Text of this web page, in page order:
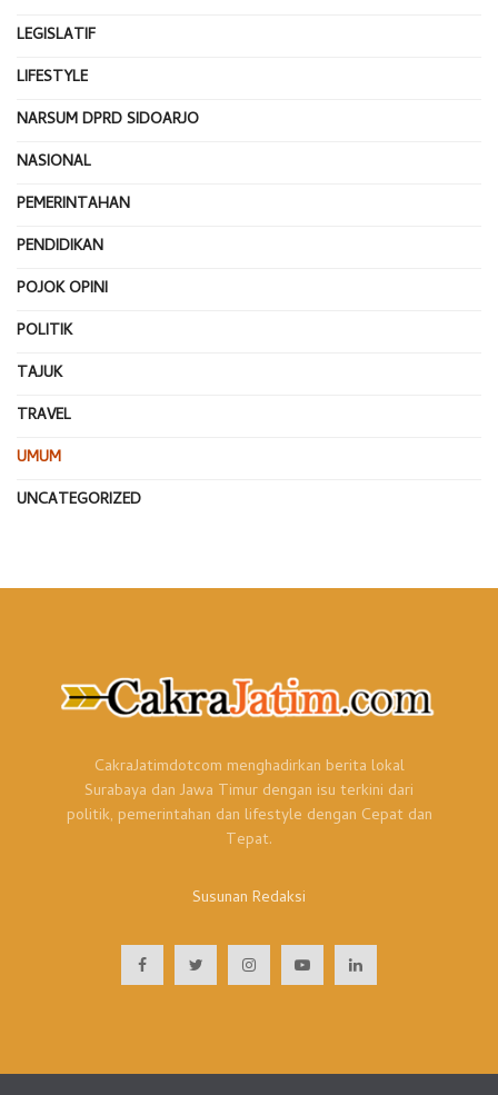
LEGISLATIF
LIFESTYLE
NARSUM DPRD SIDOARJO
NASIONAL
PEMERINTAHAN
PENDIDIKAN
POJOK OPINI
POLITIK
TAJUK
TRAVEL
UMUM
UNCATEGORIZED
CakraJatimdotcom menghadirkan berita lokal
Surabaya dan Jawa Timur dengan isu terkini dari
politik, pemerintahan dan lifestyle dengan Cepat dan
Tepat.
Susunan Redaksi